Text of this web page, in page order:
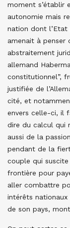
moment s’établir
autonomie mais
nation dont l’Etat
amenait à penser
abstraitement
allemand
constitutionnel”,
justifiée de
cité, et
envers celle-ci, il
dire du calcul qui
aussi de la
pendant de la
couple qui suscite
frontière pour
aller combattre
intérêts nationaux
de son pays,